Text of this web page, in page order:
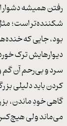
رفتن همیشه دشوار
شکننده‌تر است؛
بود، جایی که
دیوارهایش ترک
سرد و بی‌رحم آن
کردن باید دلیلی
گاهی خودِ ماندن،
می‌ماند ولی